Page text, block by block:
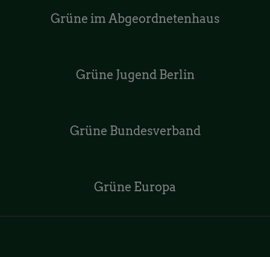
Grüne im Abgeordnetenhaus
Grüne Jugend Berlin
Grüne Bundesverband
Grüne Europa